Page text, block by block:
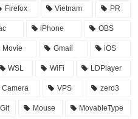
Firefox Vietnam PR
iPhone OBS
Movie Gmail iOS
WSL WiFi LDPlayer
Camera VPS zero3
Git Mouse MovableType